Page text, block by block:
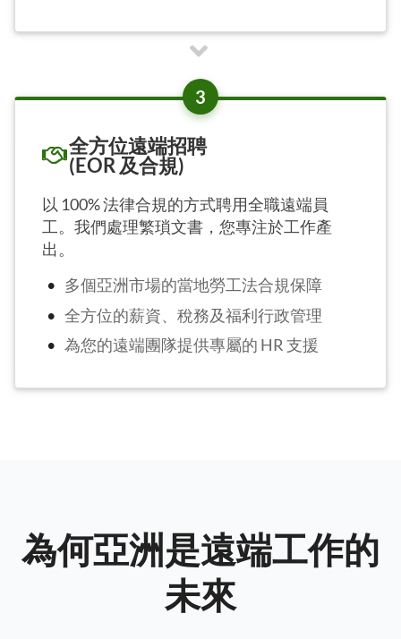
3
全方位遠端招聘
(EOR 及合規)
以 100% 法律合規的方式聘用全職遠端員
工。我們處理繁瑣文書，您專注於工作產
出。
多個亞洲市場的當地勞工法合規保障
全方位的薪資、稅務及福利行政管理
為您的遠端團隊提供專屬的 HR 支援
為何亞洲是遠端工作的
未來